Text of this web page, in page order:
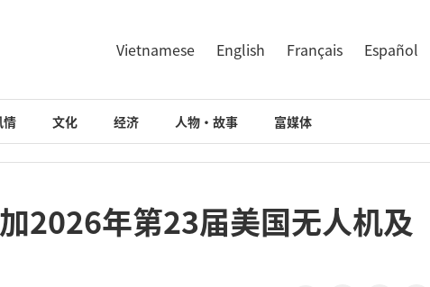
Vietnamese English Français Español
情 文化 经济 人物·故事 富媒体
2026年第23届美国无人机及